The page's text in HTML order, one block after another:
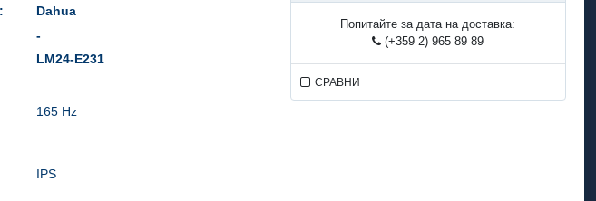
Dahua
-
LM24-E231
165 Hz
IPS
Попитайте за дата на доставка:
(+359 2) 965 89 89
СРАВНИ